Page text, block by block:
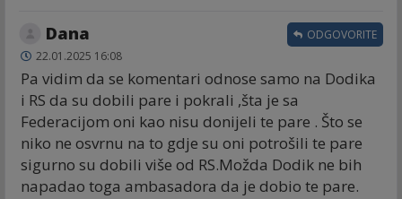
Dana
22.01.2025 16:08
Pa vidim da se komentari odnose samo na Dodika
i RS da su dobili pare i pokrali ,šta je sa
Federacijom oni kao nisu donijeli te pare . Što se
niko ne osvrnu na to gdje su oni potrošili te pare
sigurno su dobili više od RS.Možda Dodik ne bih
napadao toga ambasadora da je dobio te pare.
ODGOVORITE